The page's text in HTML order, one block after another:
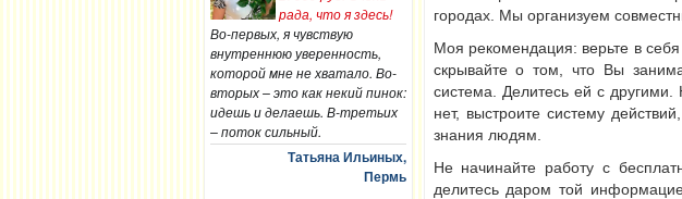
рада, что я здесь!
Во-первых, я чувствую
внутреннюю уверенность,
которой мне не хватало. Во-
вторых – это как некий пинок:
идешь и делаешь. В-третьих
– поток сильный.
Татьяна Ильиных,
Пермь
городах. Мы организуем
Моя рекомендация: верьте в
скрывайте о том, что Вы
система. Делитесь ей с
нет, выстроите систему
знания людям.
Не начинайте работу с
делитесь даром той